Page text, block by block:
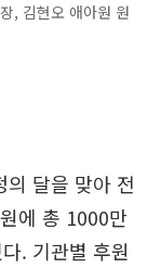
, 김현오 애아원 원
의 달을 맞아 전
에 총 1000만
. 기관별 후원